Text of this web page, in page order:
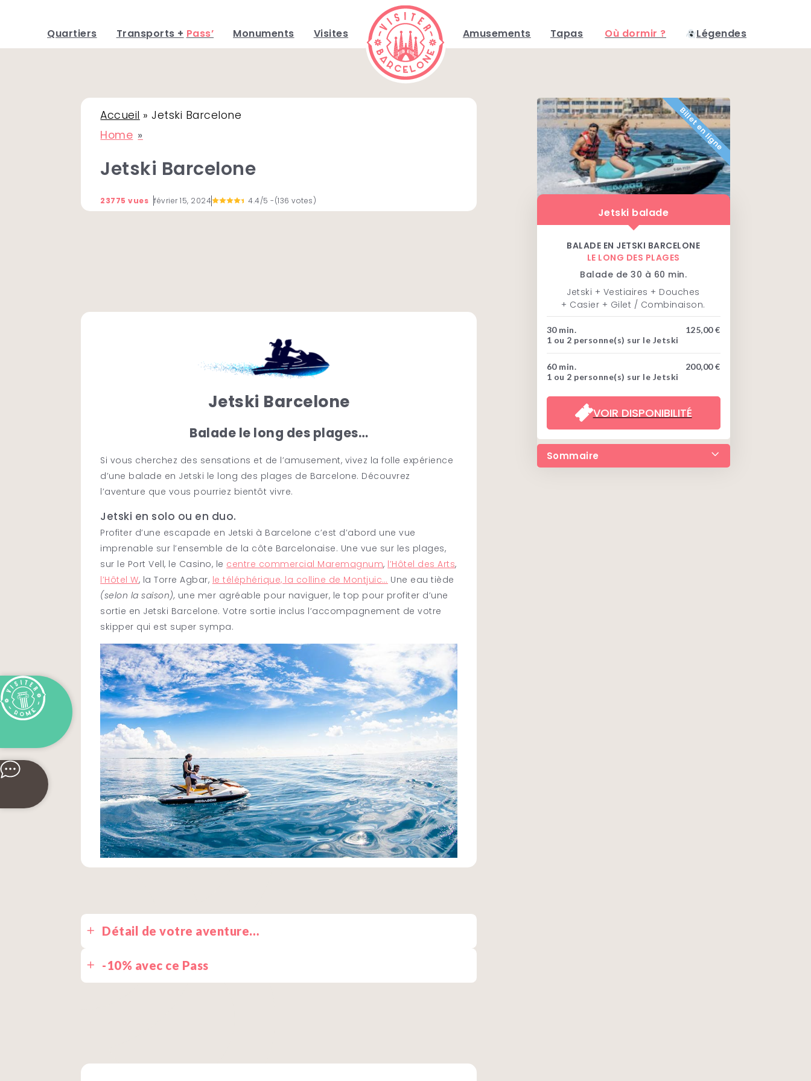
Quartiers Transports + Pass’ Monuments Visites Amusements Tapas Où dormir ? Légendes
Accueil » Jetski Barcelone
Home
Jetski Barcelone
23775 vues février 15, 2024 4.4/5 -(136 votes)
Jetski Barcelone
Balade le long des plages…
Si vous cherchez des sensations et de l’amusement, vivez la folle expérience
d’une balade en Jetski le long des plages de Barcelone. Découvrez
l’aventure que vous pourriez bientôt vivre.
Jetski en solo ou en duo.
Profiter d’une escapade en Jetski à Barcelone c’est d’abord une vue
imprenable sur l’ensemble de la côte Barcelonaise. Une vue sur les plages,
sur le Port Vell, le Casino, le centre commercial Maremagnum, l’Hôtel des Arts,
l’Hôtel W, la Torre Agbar, le téléphérique, la colline de Montjuic… Une eau tiède
(selon la saison), une mer agréable pour naviguer, le top pour profiter d’une
sortie en Jetski Barcelone. Votre sortie inclus l’accompagnement de votre
skipper qui est super sympa.
Détail de votre aventure…
-10% avec ce Pass
Billet en ligne
Jetski balade
BALADE EN JETSKI BARCELONE
LE LONG DES PLAGES
Balade de 30 à 60 min.
Jetski + Vestiaires + Douches
+ Casier + Gilet / Combinaison.
30 min.
1 ou 2 personne(s) sur le Jetski
125,00 €
60 min.
1 ou 2 personne(s) sur le Jetski
200,00 €
VOIR DISPONIBILITÉ
Sommaire
• Réserver votre jetski